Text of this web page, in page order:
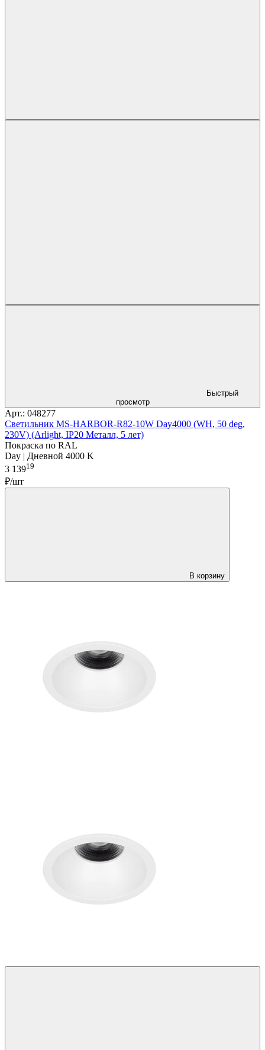
Быстрый
просмотр
Арт.: 048277
Светильник MS-HARBOR-R82-10W Day4000 (WH, 50 deg,
230V) (Arlight, IP20 Металл, 5 лет)
Покраска по RAL
Day | Дневной 4000 K
3 13919
₽/шт
В корзину